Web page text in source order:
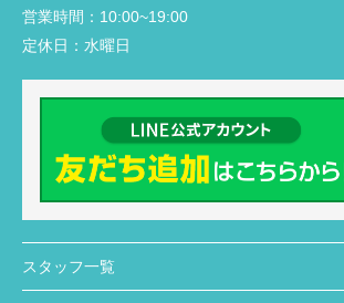
営業時間： 10:00~19:00
定休日： 水曜日
スタッフ一覧